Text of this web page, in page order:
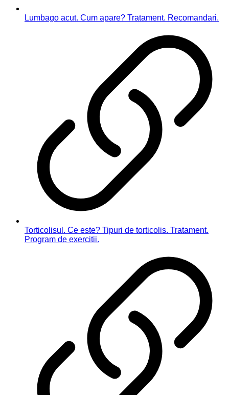
Lumbago acut. Cum apare? Tratament. Recomandari.
Torticolisul. Ce este? Tipuri de torticolis. Tratament.
Program de exercitii.